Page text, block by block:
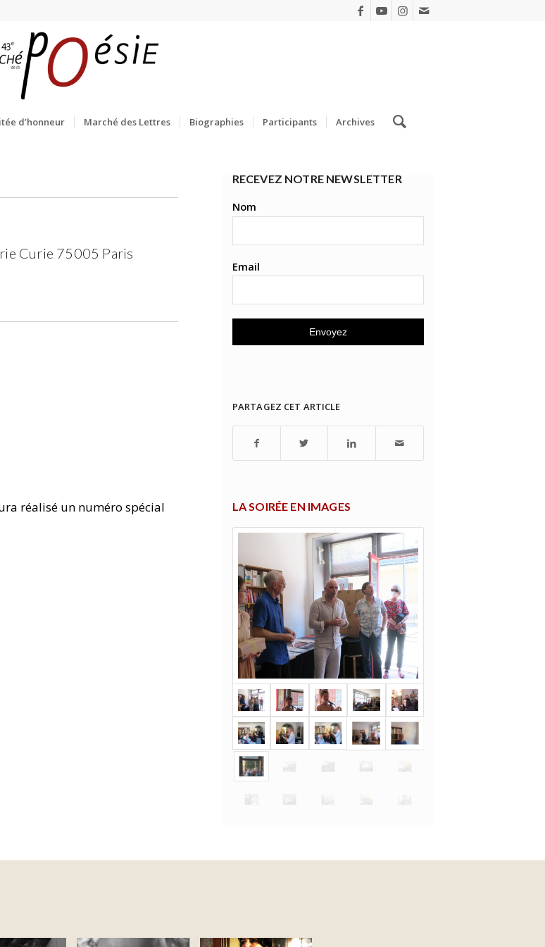
d’honneur Marché des Lettres Biographies Participants Archives
Curie 75005 Paris
réalisé un numéro spécial
RECEVEZ NOTRE NEWSLETTER
Nom
Email
PARTAGEZ CET ARTICLE
LA SOIRÉE EN IMAGES